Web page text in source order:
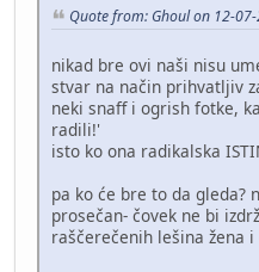
Quote from: Ghoul on 12-
nikad bre ovi naši nisu
stvar na način prihvatljiv
neki snaff i ogrish fotke,
radili!'
isto ko ona radikalska
pa ko će bre to da gleda?
prosečan- čovek ne bi
raščerečenih lešina žena i